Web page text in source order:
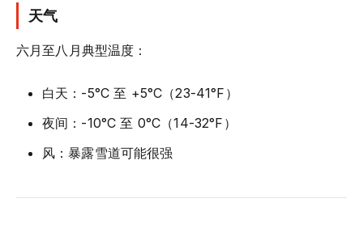
天气
六月至八月典型温度：
白天：-5°C 至 +5°C（23-41°F）
夜间：-10°C 至 0°C（14-32°F）
风：暴露雪道可能很强